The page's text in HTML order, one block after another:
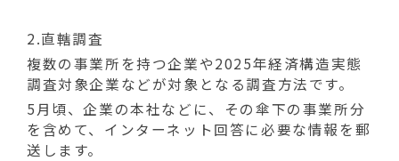
2.直轄調査
複数の事業所を持つ企業や2025年経済構造実態
調査対象企業などが対象となる調査方法です。
5月頃、企業の本社などに、その傘下の事業所分
を含めて、インターネット回答に必要な情報を郵
送します。